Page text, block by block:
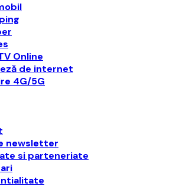
Online
de internet
4G/5G
newsletter
si parteneriate